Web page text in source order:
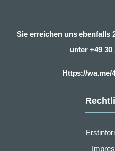
Sie erreichen uns ebenfalls
unter +49 30
Https://wa.me/